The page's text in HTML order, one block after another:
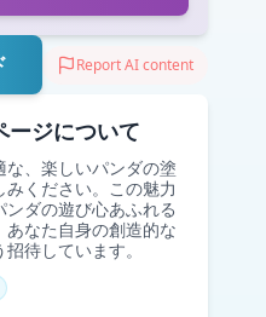
Report AI content
ージについて
、楽しいパンダの塗
みください。この魅力
ダの遊び心あふれる
なた自身の創造的な
待しています。